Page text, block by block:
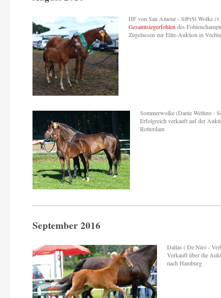
HF von San Amour - StPrSt Wolke
Gesamtsiegerfohlen des
Zugelassen zur Elite-Auktion in
Sommerwolke (Dante Weltino -
Erfolgreich verkauft auf der
Rotterdam
September 2016
Dallas ( De Niro -
Verkauft über die
nach Hamburg